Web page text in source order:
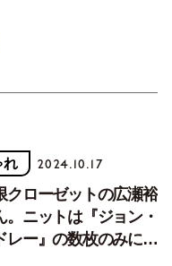
れ 2024.10.17
クローゼットの広瀬裕
。ニットは『ジョン・
レー』の数枚のみに限